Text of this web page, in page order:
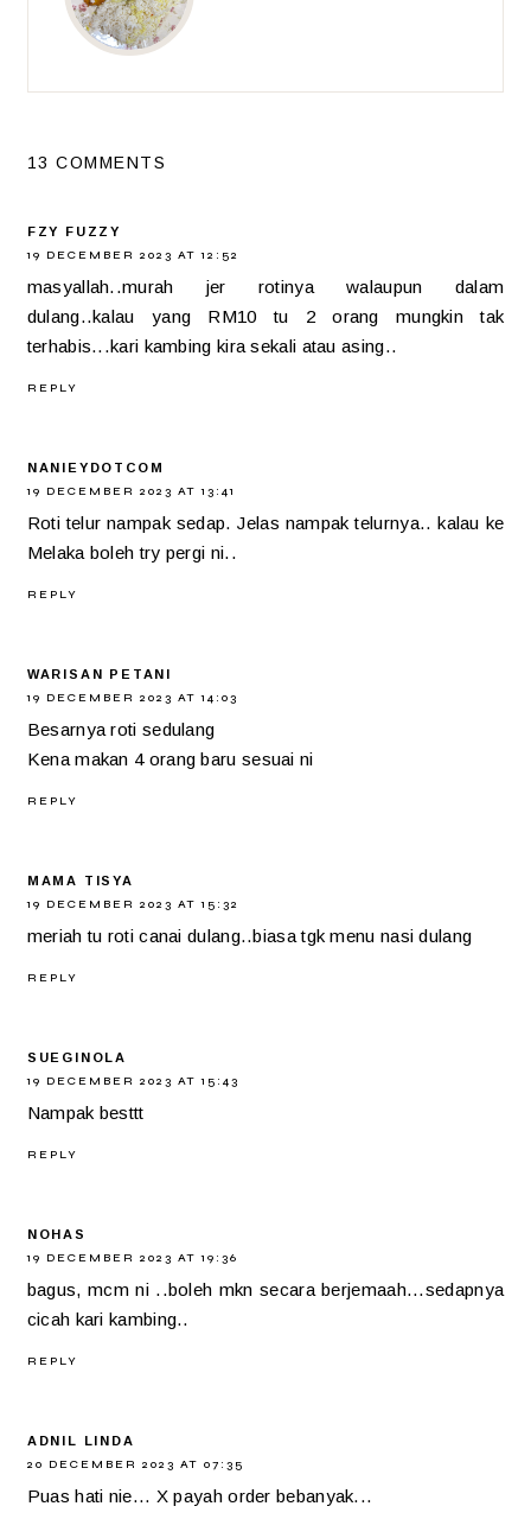
13 COMMENTS
FZY FUZZY
19 DECEMBER 2023 AT 12:52
masyallah..murah jer rotinya walaupun dalam
dulang..kalau yang RM10 tu 2 orang mungkin tak
terhabis...kari kambing kira sekali atau asing..
REPLY
NANIEYDOTCOM
19 DECEMBER 2023 AT 13:41
Roti telur nampak sedap. Jelas nampak telurnya.. kalau ke
Melaka boleh try pergi ni..
REPLY
WARISAN PETANI
19 DECEMBER 2023 AT 14:03
Besarnya roti sedulang
Kena makan 4 orang baru sesuai ni
REPLY
MAMA TISYA
19 DECEMBER 2023 AT 15:32
meriah tu roti canai dulang..biasa tgk menu nasi dulang
REPLY
SUEGINOLA
19 DECEMBER 2023 AT 15:43
Nampak besttt
REPLY
NOHAS
19 DECEMBER 2023 AT 19:36
bagus, mcm ni ..boleh mkn secara berjemaah...sedapnya
cicah kari kambing..
REPLY
ADNIL LINDA
20 DECEMBER 2023 AT 07:35
Puas hati nie... X payah order bebanyak...